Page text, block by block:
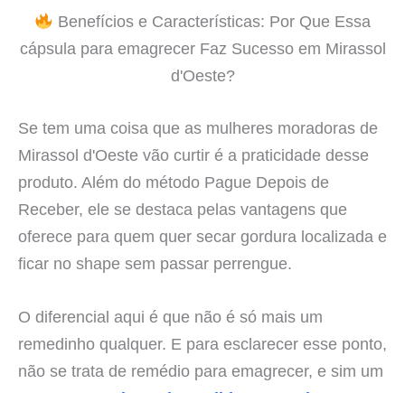
Benefícios e Características: Por Que Essa
cápsula para emagrecer Faz Sucesso em Mirassol
d'Oeste?
Se tem uma coisa que as mulheres moradoras de
Mirassol d'Oeste vão curtir é a praticidade desse
produto. Além do método Pague Depois de
Receber, ele se destaca pelas vantagens que
oferece para quem quer secar gordura localizada e
ficar no shape sem passar perrengue.
O diferencial aqui é que não é só mais um
remedinho qualquer. E para esclarecer esse ponto,
não se trata de remédio para emagrecer, e sim um